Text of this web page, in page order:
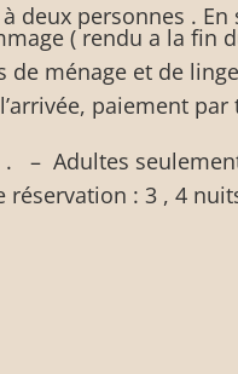
deux personnes .
( rendu a la fin
de ménage et de
paiement
. – Adultes
: 3 , 4